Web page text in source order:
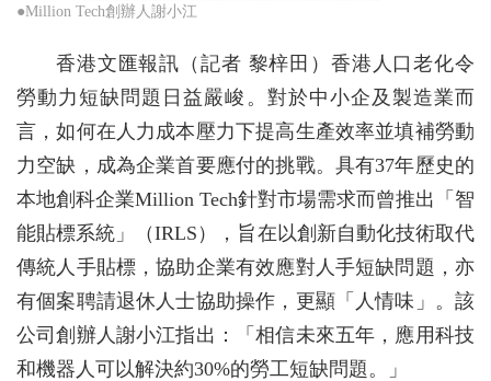
●Million Tech創辦人謝小江
香港文匯報訊（記者 黎梓田）香港人口老化令
勞動力短缺問題日益嚴峻。對於中小企及製造業而
言，如何在人力成本壓力下提高生產效率並填補勞動
力空缺，成為企業首要應付的挑戰。具有37年歷史的
本地創科企業Million Tech針對市場需求而曾推出「智
能貼標系統」（IRLS），旨在以創新自動化技術取代
傳統人手貼標，協助企業有效應對人手短缺問題，亦
有個案聘請退休人士協助操作，更顯「人情味」。該
公司創辦人謝小江指出：「相信未來五年，應用科技
和機器人可以解決約30%的勞工短缺問題。」